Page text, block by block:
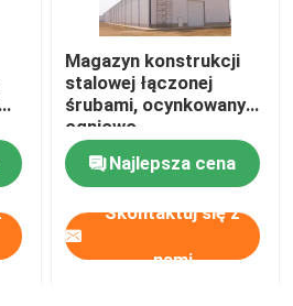
ze stali
ze stali
brojlerów
Magazyn konstrukcji
stalowej łączonej
śrubami, ocynkowany
ogniowo
Najlepsza cena
Skontaktuj się z
nami